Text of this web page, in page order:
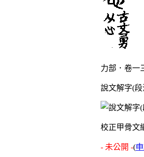
力部．卷一
說文解字(
校正甲骨文
- 未公開 -(